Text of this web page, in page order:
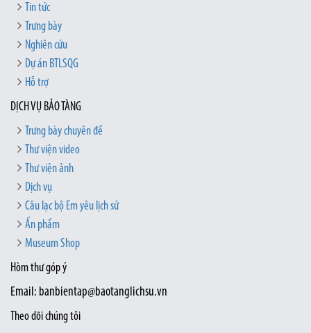
Tin tức
Trưng bày
Nghiên cứu
Dự án BTLSQG
Hỗ trợ
DỊCH VỤ BẢO TÀNG
Trưng bày chuyên đề
Thư viện video
Thư viện ảnh
Dịch vụ
Câu lạc bộ Em yêu lịch sử
Ấn phẩm
Museum Shop
Hòm thư góp ý
Email: banbientap@baotanglichsu.vn
Theo dõi chúng tôi